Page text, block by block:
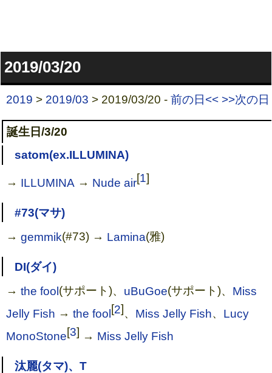
2019/03/20
2019 > 2019/03 > 2019/03/20 -前の日<< >>次の日
誕生日/3/20
satom(ex.ILLUMINA)
→ ILLUMINA → Nude air[1]
#73(マサ)
→gemmik(#73) → Lamina(雅)
DI(ダイ)
→the fool(サポート)、 uBuGoe(サポート)、 Miss
Jelly Fish →the fool[2]、 Miss Jelly Fish、 Lucy
MonoStone[3] → Miss Jelly Fish
汰麗(タマ)、T